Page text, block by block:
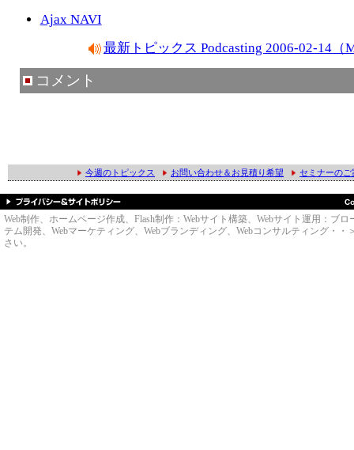
Ajax NAVI
最新トピックス Podcasting 2006-02-14（
コメント
今週のトピックス お問い合わせ＆お見積り希望 セミナーのご
Web制作、ホームページ作成、Flash制作：Webサイト構築、Webサイト運用：ブ
テム開発、Webマーケティング、Webブランディング、Webコンサルティング・
さい。